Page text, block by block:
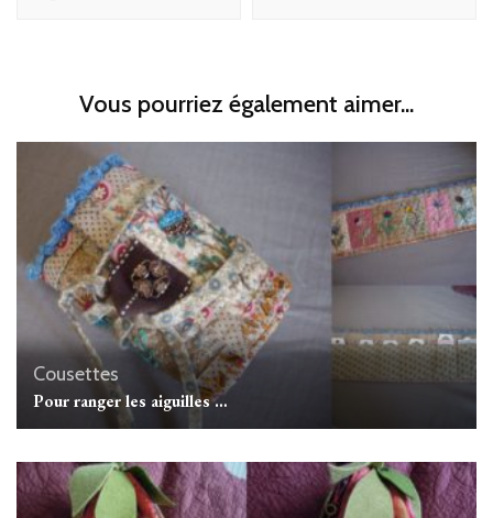
Vous pourriez également aimer...
Cousettes
Pour ranger les aiguilles …